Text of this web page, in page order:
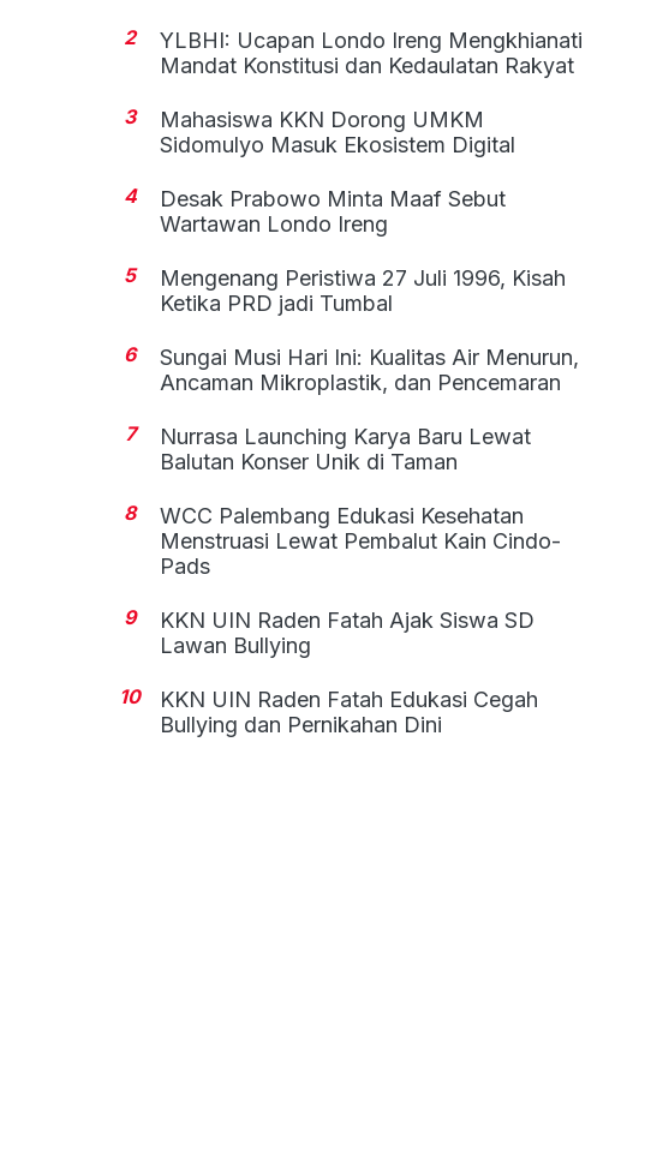
2
YLBHI: Ucapan Londo Ireng Mengkhianati
Mandat Konstitusi dan Kedaulatan Rakyat
3
Mahasiswa KKN Dorong UMKM
Sidomulyo Masuk Ekosistem Digital
4
Desak Prabowo Minta Maaf Sebut
Wartawan Londo Ireng
5
Mengenang Peristiwa 27 Juli 1996, Kisah
Ketika PRD jadi Tumbal
6
Sungai Musi Hari Ini: Kualitas Air Menurun,
Ancaman Mikroplastik, dan Pencemaran
7
Nurrasa Launching Karya Baru Lewat
Balutan Konser Unik di Taman
8
WCC Palembang Edukasi Kesehatan
Menstruasi Lewat Pembalut Kain Cindo-
Pads
9
KKN UIN Raden Fatah Ajak Siswa SD
Lawan Bullying
10
KKN UIN Raden Fatah Edukasi Cegah
Bullying dan Pernikahan Dini